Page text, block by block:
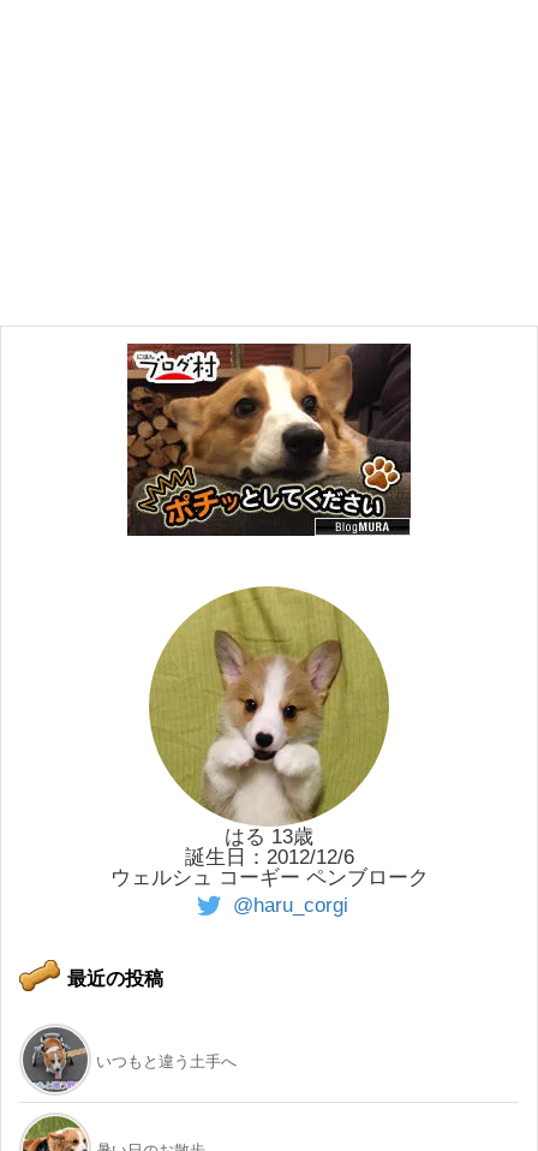
はる 13歳
誕生日：2012/12/6
ウェルシュ コーギー ペンブローク
@haru_corgi
最近の投稿
いつもと違う土手へ